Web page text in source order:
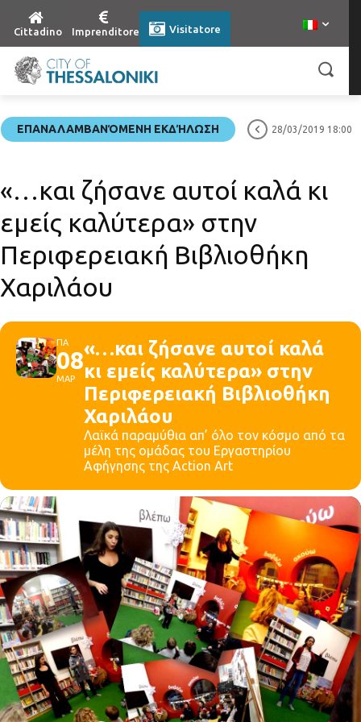
Cittadino Imprenditore Visitatore
ΕΠΑΝΑΛΑΜΒΑΝΌΜΕΝΗ ΕΚΔΉΛΩΣΗ 28/03/2019 18:00
«…και ζήσανε αυτοί καλά κι
εμείς καλύτερα» στην
Περιφερειακή Βιβλιοθήκη
Χαριλάου
ΠΑ
08
ΜΑΡ
«…και ζήσανε αυτοί καλά
κι εμείς καλύτερα» στην
Περιφερειακή Βιβλιοθήκη
Χαριλάου
Λαϊκά παραμύθια απ’ όλο τον κόσμο από τα
μέλη της ομάδας του Εργαστηρίου
Αφήγησης της Action Art